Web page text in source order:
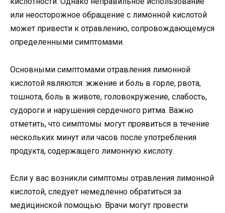
или неосторожное обращение с лимонной кислотой
может привести к отравлению, сопровождающемуся
определенными симптомами.
Основными симптомами отравления лимонной
кислотой являются: жжение и боль в горле, рвота,
тошнота, боль в животе, головокружение, слабость,
судороги и нарушения сердечного ритма. Важно
отметить, что симптомы могут проявиться в течение
нескольких минут или часов после употребления
продукта, содержащего лимонную кислоту.
Если у вас возникли симптомы отравления лимонной
кислотой, следует немедленно обратиться за
медицинской помощью. Врачи могут провести